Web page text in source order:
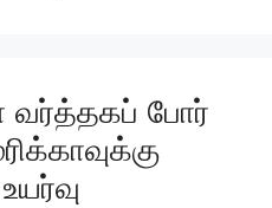
வர்த்தகப் போர்